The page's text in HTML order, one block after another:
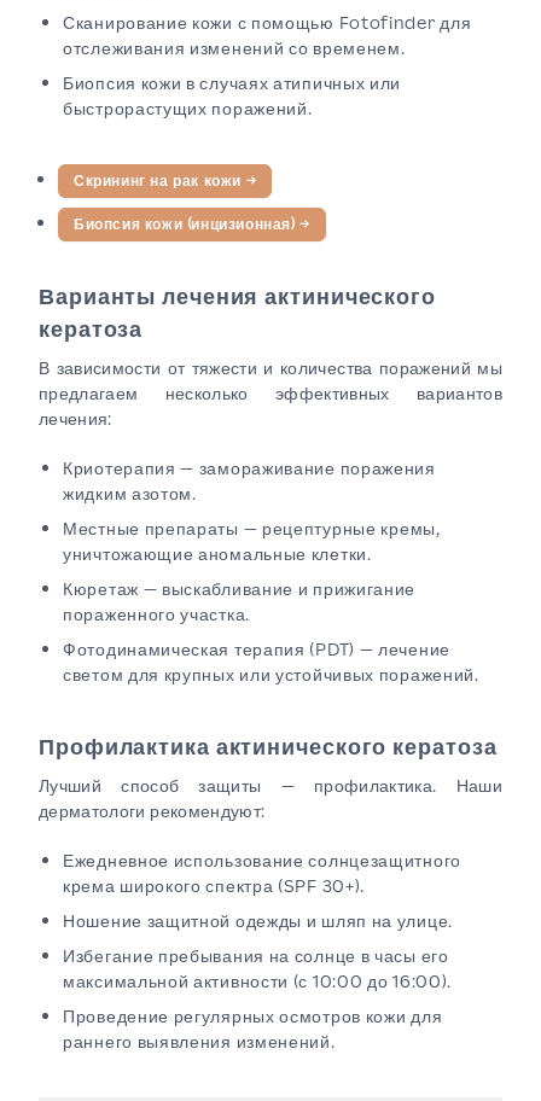
Сканирование кожи с помощью Fotofinder для
отслеживания изменений со временем.
Биопсия кожи в случаях атипичных или
быстрорастущих поражений.
Скрининг на рак кожи →
Биопсия кожи (инцизионная) →
Варианты лечения актинического
кератоза
В зависимости от тяжести и количества поражений мы
предлагаем несколько эффективных вариантов
лечения:
Криотерапия — замораживание поражения
жидким азотом.
Местные препараты — рецептурные кремы,
уничтожающие аномальные клетки.
Кюретаж — выскабливание и прижигание
пораженного участка.
Фотодинамическая терапия (PDT) — лечение
светом для крупных или устойчивых поражений.
Профилактика актинического кератоза
Лучший способ защиты — профилактика. Наши
дерматологи рекомендуют:
Ежедневное использование солнцезащитного
крема широкого спектра (SPF 30+).
Ношение защитной одежды и шляп на улице.
Избегание пребывания на солнце в часы его
максимальной активности (с 10:00 до 16:00).
Проведение регулярных осмотров кожи для
раннего выявления изменений.